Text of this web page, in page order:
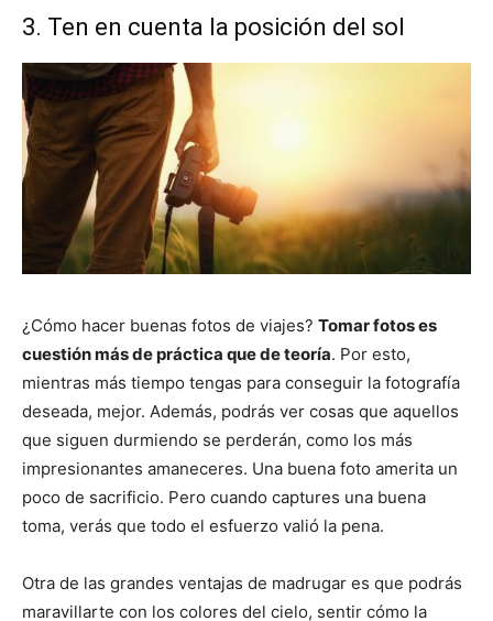
3. Ten en cuenta la posición del sol
¿Cómo hacer buenas fotos de viajes? Tomar fotos es
cuestión más de práctica que de teoría. Por esto,
mientras más tiempo tengas para conseguir la fotografía
deseada, mejor. Además, podrás ver cosas que aquellos
que siguen durmiendo se perderán, como los más
impresionantes amaneceres. Una buena foto amerita un
poco de sacrificio. Pero cuando captures una buena
toma, verás que todo el esfuerzo valió la pena.
Otra de las grandes ventajas de madrugar es que podrás
maravillarte con los colores del cielo, sentir cómo la